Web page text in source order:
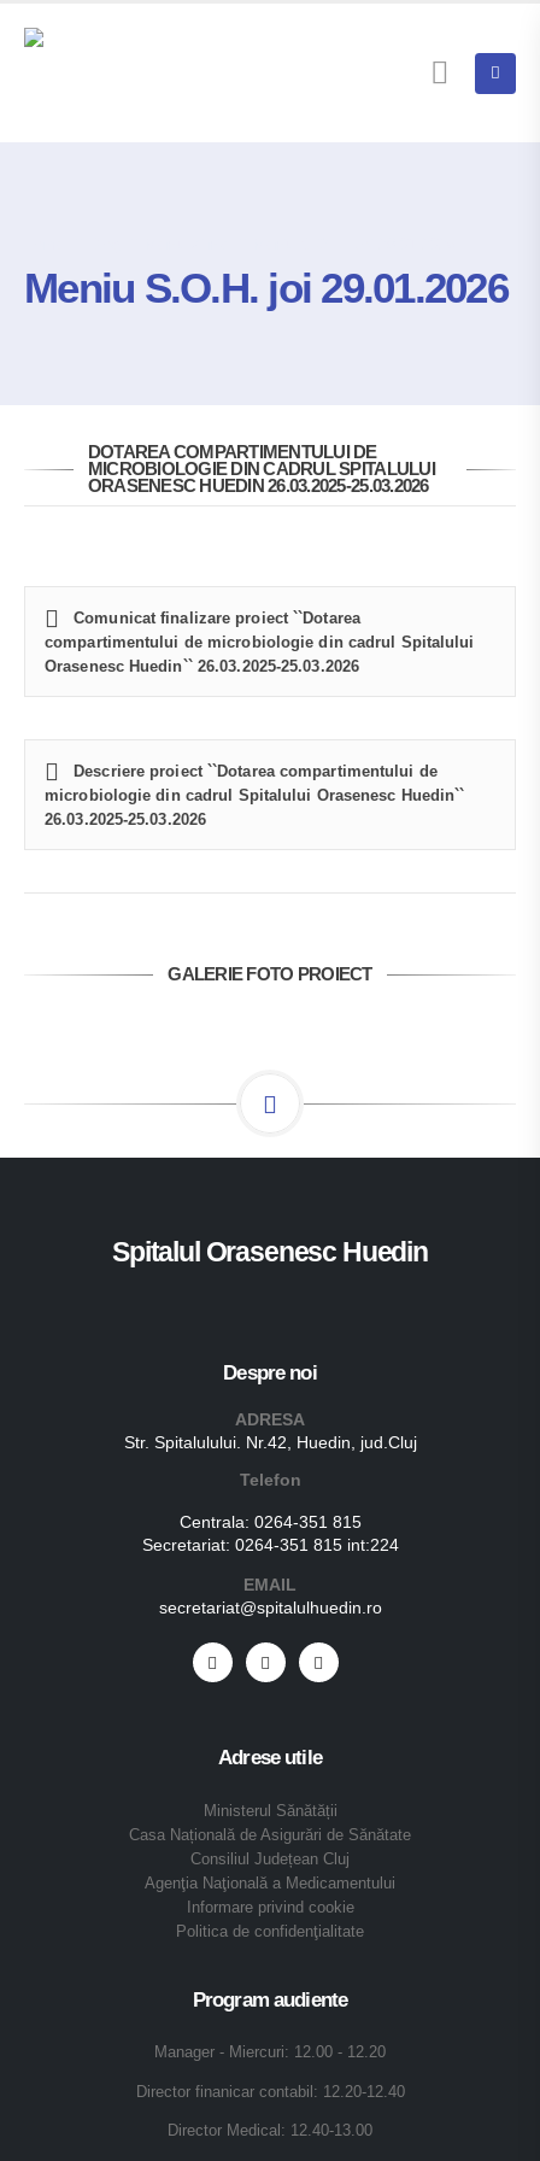
Meniu S.O.H. joi 29.01.2026
DOTAREA COMPARTIMENTULUI DE
MICROBIOLOGIE DIN CADRUL SPITALULUI
ORASENESC HUEDIN 26.03.2025-25.03.2026
Comunicat finalizare proiect ``Dotarea
compartimentului de microbiologie din cadrul Spitalului
Orasenesc Huedin`` 26.03.2025-25.03.2026
Descriere proiect ``Dotarea compartimentului de
microbiologie din cadrul Spitalului Orasenesc Huedin``
26.03.2025-25.03.2026
GALERIE FOTO PROIECT
Spitalul Orasenesc Huedin
Despre noi
ADRESA
Str. Spitalulului. Nr.42, Huedin, jud.Cluj
Telefon
Centrala: 0264-351 815
Secretariat: 0264-351 815 int:224
EMAIL
secretariat@spitalulhuedin.ro
Adrese utile
Ministerul Sănătății
Casa Națională de Asigurări de Sănătate
Consiliul Județean Cluj
Agenţia Naţională a Medicamentului
Informare privind cookie
Politica de confidenţialitate
Program audiente
Manager - Miercuri: 12.00 - 12.20
Director finanicar contabil: 12.20-12.40
Director Medical: 12.40-13.00